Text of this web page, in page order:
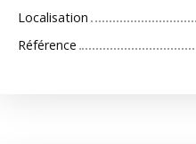
Localisation
Référence